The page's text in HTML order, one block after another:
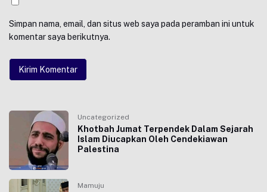
Simpan nama, email, dan situs web saya pada peramban ini untuk
komentar saya berikutnya.
Uncategorized
Khotbah Jumat Terpendek Dalam Sejarah
Islam Diucapkan Oleh Cendekiawan
Palestina
Mamuju